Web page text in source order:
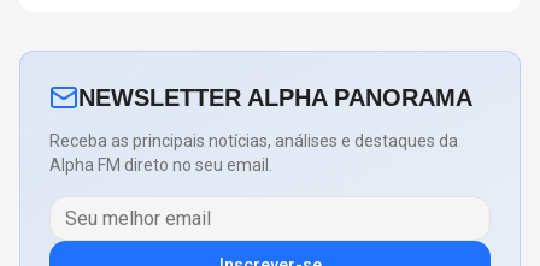
NEWSLETTER ALPHA PANORAMA
Receba as principais notícias, análises e destaques da
Alpha FM direto no seu email.